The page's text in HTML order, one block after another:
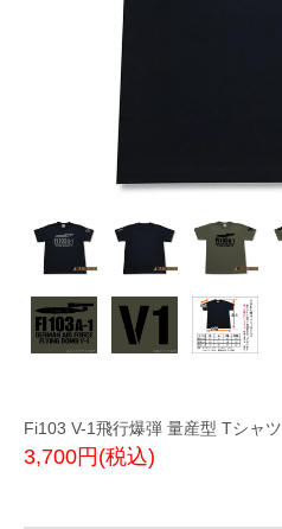
Fi103 V-1飛行爆弾 量産型 Tシャツ
3,700円(税込)